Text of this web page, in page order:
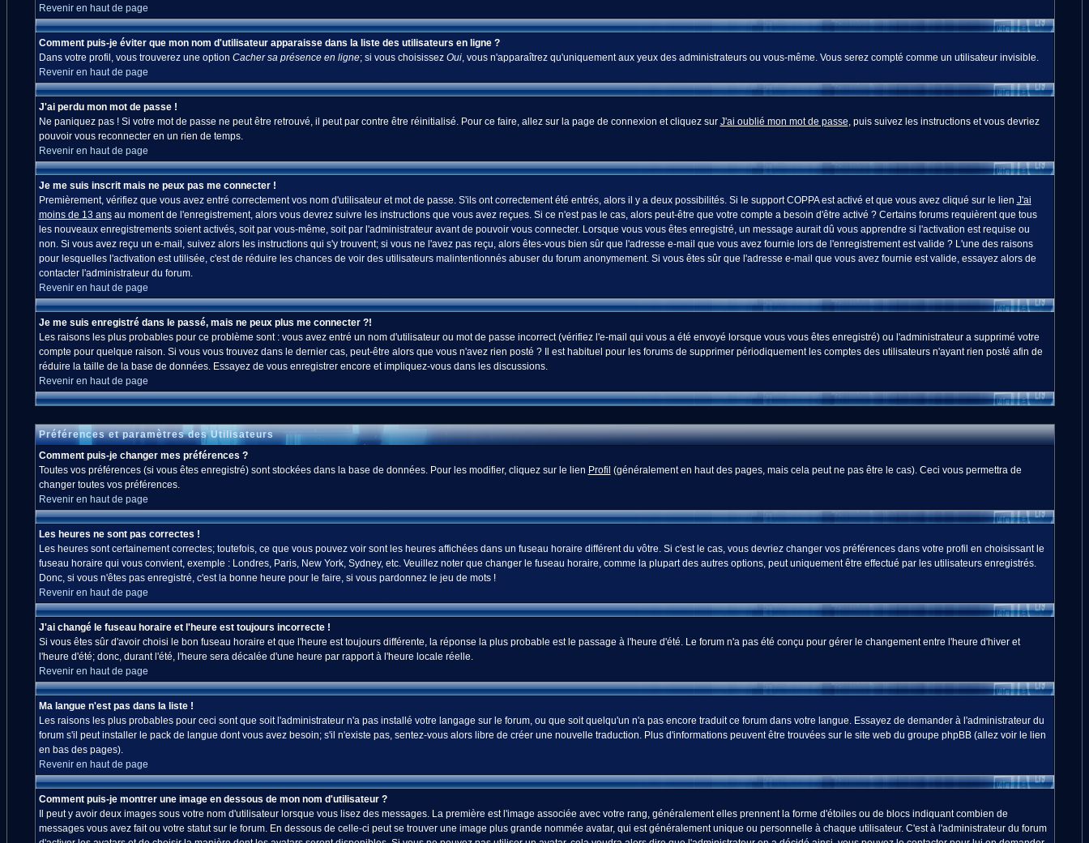
Revenir en haut de page
Comment puis-je éviter que mon nom d'utilisateur apparaisse dans la liste des utilisateurs en ligne ?
Dans votre profil, vous trouverez une option Cacher sa présence en ligne; si vous choisissez Oui, vous n'apparaîtrez qu'uniquement aux yeux des administrateurs ou vous-même. Vous serez compté comme un utilisateur invisible.
Revenir en haut de page
J'ai perdu mon mot de passe !
Ne paniquez pas ! Si votre mot de passe ne peut être retrouvé, il peut par contre être réinitialisé. Pour ce faire, allez sur la page de connexion et cliquez sur J'ai oublié mon mot de passe, puis suivez les instructions et vous devriez
pouvoir vous reconnecter en un rien de temps.
Revenir en haut de page
Je me suis inscrit mais ne peux pas me connecter !
Premièrement, vérifiez que vous avez entré correctement vos nom d'utilisateur et mot de passe. S'ils ont correctement été entrés, alors il y a deux possibilités. Si le support COPPA est activé et que vous avez cliqué sur le lien J'ai
moins de 13 ansau moment de l'enregistrement, alors vous devrez suivre les instructions que vous avez reçues. Si ce n'est pas le cas, alors peut-être que votre compte a besoin d'être activé ? Certains forums requièrent que tous
les nouveaux enregistrements soient activés, soit par vous-même, soit par l'administrateur avant de pouvoir vous connecter. Lorsque vous vous êtes enregistré, un message aurait dû vous apprendre si l'activation est requise ou
non. Si vous avez reçu un e-mail, suivez alors les instructions qui s'y trouvent; si vous ne l'avez pas reçu, alors êtes-vous bien sûr que l'adresse e-mail que vous avez fournie lors de l'enregistrement est valide ? L'une des raisons
pour lesquelles l'activation est utilisée, c'est de réduire les chances de voir des utilisateurs malintentionnés abuser du forum anonymement. Si vous êtes sûr que l'adresse e-mail que vous avez fournie est valide, essayez alors de
contacter l'administrateur du forum.
Revenir en haut de page
Je me suis enregistré dans le passé, mais ne peux plus me connecter ?!
Les raisons les plus probables pour ce problème sont : vous avez entré un nom d'utilisateur ou mot de passe incorrect (vérifiez l'e-mail qui vous a été envoyé lorsque vous vous êtes enregistré) ou l'administrateur a supprimé votre
compte pour quelque raison. Si vous vous trouvez dans le dernier cas, peut-être alors que vous n'avez rien posté ? Il est habituel pour les forums de supprimer périodiquement les comptes des utilisateurs n'ayant rien posté afin de
réduire la taille de la base de données. Essayez de vous enregistrer encore et impliquez-vous dans les discussions.
Revenir en haut de page
Préférences et paramètres des Utilisateurs
Comment puis-je changer mes préférences ?
Toutes vos préférences (si vous êtes enregistré) sont stockées dans la base de données. Pour les modifier, cliquez sur le lien Profil (généralement en haut des pages, mais cela peut ne pas être le cas). Ceci vous permettra de
changer toutes vos préférences.
Revenir en haut de page
Les heures ne sont pas correctes !
Les heures sont certainement correctes; toutefois, ce que vous pouvez voir sont les heures affichées dans un fuseau horaire différent du vôtre. Si c'est le cas, vous devriez changer vos préférences dans votre profil en choisissant le
fuseau horaire qui vous convient, exemple : Londres, Paris, New York, Sydney, etc. Veuillez noter que changer le fuseau horaire, comme la plupart des autres options, peut uniquement être effectué par les utilisateurs enregistrés.
Donc, si vous n'êtes pas enregistré, c'est la bonne heure pour le faire, si vous pardonnez le jeu de mots !
Revenir en haut de page
J'ai changé le fuseau horaire et l'heure est toujours incorrecte !
Si vous êtes sûr d'avoir choisi le bon fuseau horaire et que l'heure est toujours différente, la réponse la plus probable est le passage à l'heure d'été. Le forum n'a pas été conçu pour gérer le changement entre l'heure d'hiver et
l'heure d'été; donc, durant l'été, l'heure sera décalée d'une heure par rapport à l'heure locale réelle.
Revenir en haut de page
Ma langue n'est pas dans la liste !
Les raisons les plus probables pour ceci sont que soit l'administrateur n'a pas installé votre langage sur le forum, ou que soit quelqu'un n'a pas encore traduit ce forum dans votre langue. Essayez de demander à l'administrateur du
forum s'il peut installer le pack de langue dont vous avez besoin; s'il n'existe pas, sentez-vous alors libre de créer une nouvelle traduction. Plus d'informations peuvent être trouvées sur le site web du groupe phpBB (allez voir le lien
en bas des pages).
Revenir en haut de page
Comment puis-je montrer une image en dessous de mon nom d'utilisateur ?
Il peut y avoir deux images sous votre nom d'utilisateur lorsque vous lisez des messages. La première est l'image associée avec votre rang, généralement elles prennent la forme d'étoiles ou de blocs indiquant combien de
messages vous avez fait ou votre statut sur le forum. En dessous de celle-ci peut se trouver une image plus grande nommée avatar, qui est généralement unique ou personnelle à chaque utilisateur. C'est à l'administrateur du forum